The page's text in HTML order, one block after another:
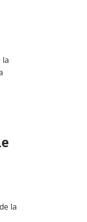
la
la